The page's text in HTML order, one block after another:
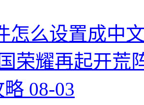
怎么设置成中
荣耀再起开荒
略 08-03